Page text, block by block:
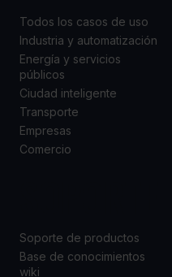
Todos los casos de uso
Industria y automatización
Energía y servicios
públicos
Ciudad inteligente
Transporte
Empresas
Comercio
Soporte de productos
Base de conocimientos
wiki